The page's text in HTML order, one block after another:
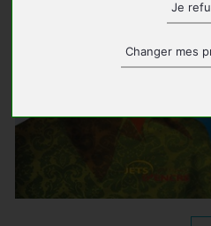
Je
Changer mes